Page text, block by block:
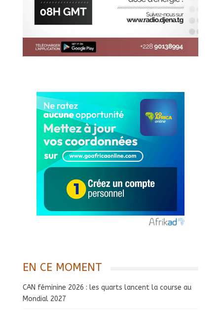
EN CE MOMENT
CAN féminine 2026 : les quarts lancent la course au
Mondial 2027